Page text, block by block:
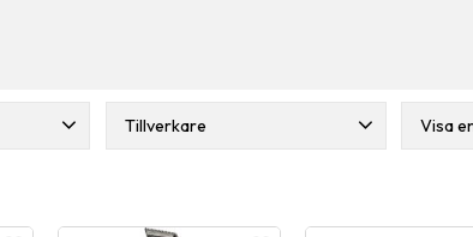
Tillverkare
Moser 2
Visa